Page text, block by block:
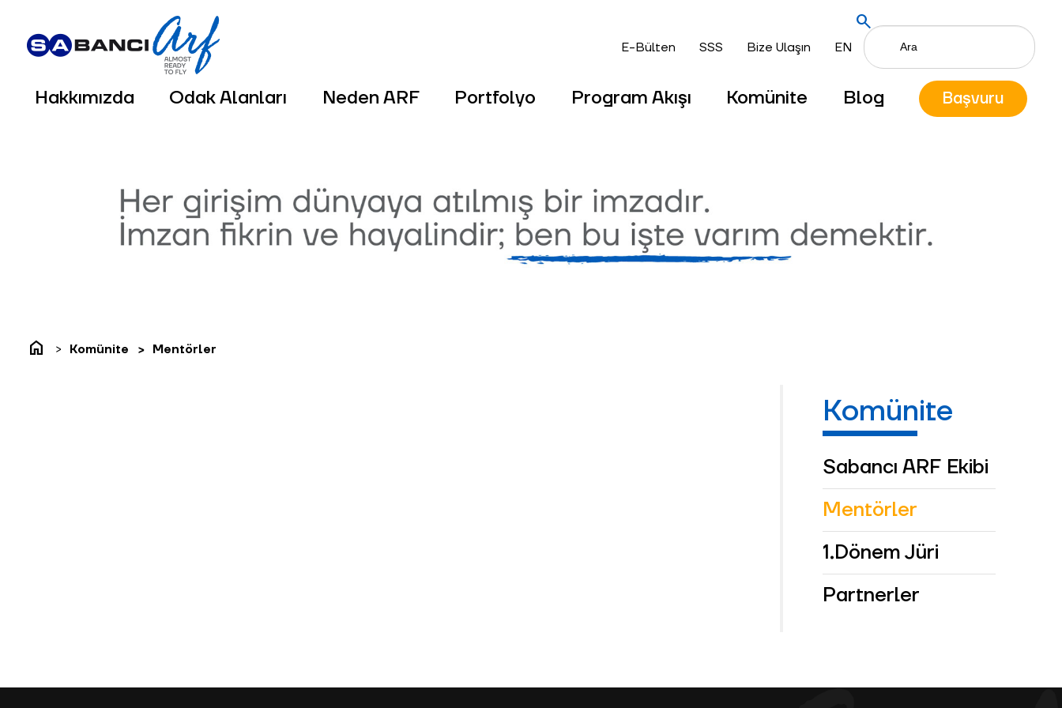
E-Bülten SSS Bize Ulaşın EN
search
Hakkımızda Odak Alanları Neden ARF Portfolyo Program Akışı Komünite Blog Başvuru
home Komünite Mentörler
Komünite
Sabancı ARF Ekibi
Mentörler
1.Dönem Jüri
Partnerler